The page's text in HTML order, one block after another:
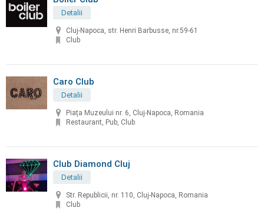
Detalii
Cluj-Napoca, str. Henri Barbusse, nr.59-61
Club
Caro Club
Detalii
Piaţa Muzeului nr. 6, Cluj-Napoca, Romania
Restaurant, Pub, Club
Club Diamond Cluj
Detalii
Str. Republicii, nr. 110, Cluj-Napoca, Romania
Club